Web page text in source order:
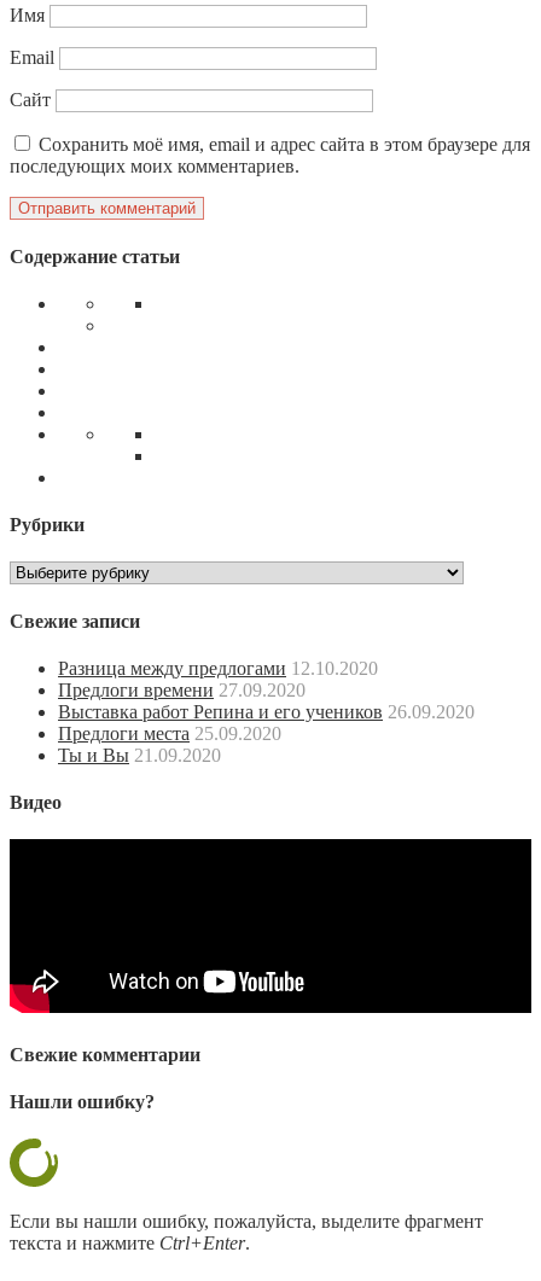
Имя
Email
Сайт
Сохранить моё имя, email и адрес сайта в этом браузере для
последующих моих комментариев.
Содержание статьи
Рубрики
Рубрики
Свежие записи
Разница между предлогами 12.10.2020
Предлоги времени 27.09.2020
Выставка работ Репина и его учеников 26.09.2020
Предлоги места 25.09.2020
Ты и Вы 21.09.2020
Видео
Свежие комментарии
Нашли ошибку?
Если вы нашли ошибку, пожалуйста, выделите фрагмент
текста и нажмите Ctrl+Enter.